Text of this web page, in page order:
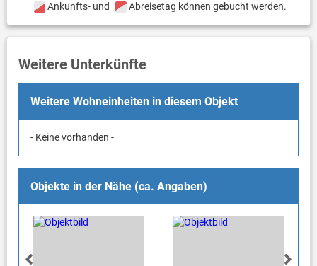
Ankunfts- und
Abreisetag können gebucht werden.
Weitere Unterkünfte
Weitere Wohneinheiten in diesem Objekt
- Keine vorhanden -
Objekte in der Nähe (ca. Angaben)